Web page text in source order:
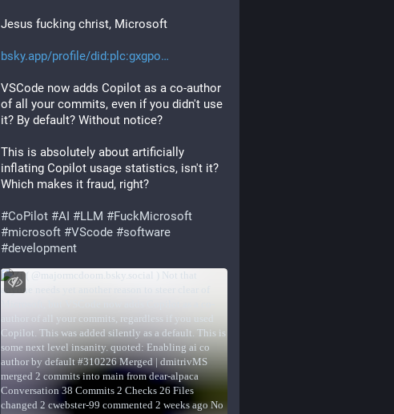
Jesus fucking christ, Microsoft
bsky.app/profile/did:plc:gxgpo
VSCode now adds Copilot as a co-author
of all your commits, even if you didn't use
it? By default? Without notice?
This is absolutely about artificially
inflating Copilot usage statistics, isn't it?
Which makes it fraud, right?
#CoPilot #AI #LLM #FuckMicrosoft
#microsoft #VScode #software
#development